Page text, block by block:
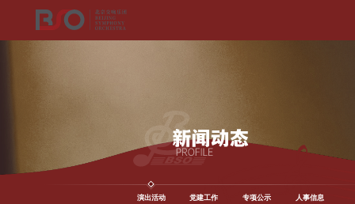
演出活动 党建工作 专项公示 人事信息